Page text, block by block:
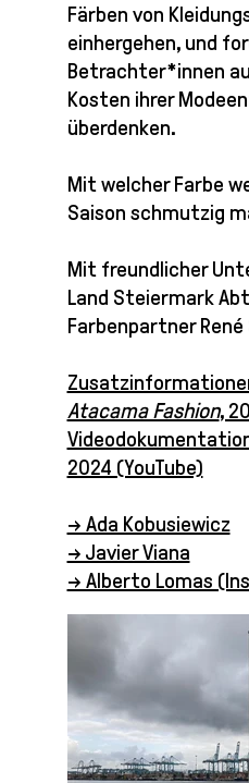
Färben von
einhergehen, und
Betrachter*innen
Kosten ihrer
überdenken.
Mit welcher Farbe
Saison schmutzig
Mit freundlicher
Land Steiermark
Farbenpartner René
Atacama Fashion,
2024 (YouTube)
→ Ada Kobusiewicz
→ Javier Viana
→ Alberto Lomas